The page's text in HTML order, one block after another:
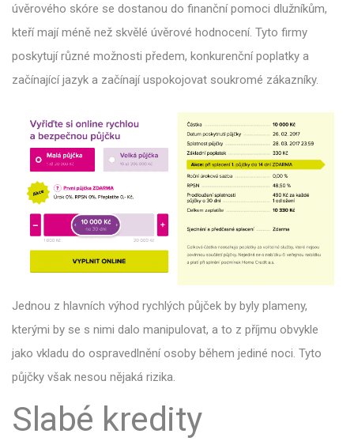
úvěrového skóre se dostanou do finanční pomoci dlužníkům,
kteří mají méně než skvělé úvěrové hodnocení. Tyto firmy
poskytují různé možnosti předem, konkurenční poplatky a
začínající jazyk a začínají uspokojovat soukromé zákazníky.
Jednou z hlavních výhod rychlých půjček by byly plameny,
kterými by se s nimi dalo manipulovat, a to z příjmu obvykle
jako vkladu do ospravedlnění osoby během jediné noci. Tyto
půjčky však nesou nějaká rizika.
Slabé kredity